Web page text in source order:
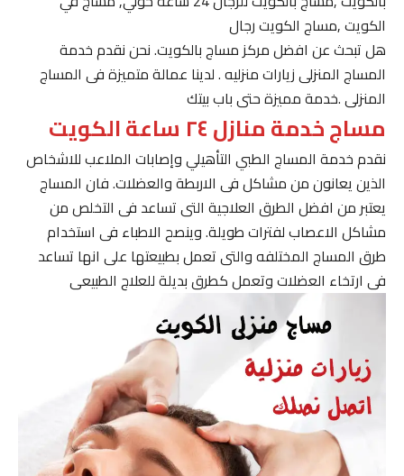
الكويت ,مساج الكويت رجال
هل تبحث عن افضل مركز مساج بالكويت. نحن نقدم خدمة
المساج المنزلى زيارات منزليه . لدينا عمالة متميزة فى المساج
المنزلى .خدمة مميزة حتى باب بيتك
مساج خدمة منازل ٢٤ ساعة الكويت
نقدم خدمة المساج الطبي التأهيلي وإصابات الملاعب للاشخاص
الذين يعانون من مشاكل فى الاربطة والعضلات. فان المساج
يعتبر من افضل الطرق العلاجية التى تساعد فى التخلص من
مشاكل الاعصاب لفترات طويلة. وينصح الاطباء فى استخدام
طرق المساج المختلفه والتى تعمل بطبيعتها على انها تساعد
فى ارتخاء العضلات وتعمل كطرق بديلة للعلاج الطبيعى